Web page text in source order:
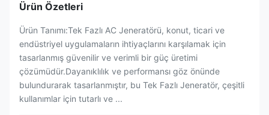
Ürün Özetleri
Ürün Tanımı:Tek Fazlı AC Jeneratörü, konut, ticari ve
endüstriyel uygulamaların ihtiyaçlarını karşılamak için
tasarlanmış güvenilir ve verimli bir güç üretimi
çözümüdür.Dayanıklılık ve performansı göz önünde
bulundurarak tasarlanmıştır, bu Tek Fazlı Jeneratör, çeşitli
kullanımlar için tutarlı ve ...